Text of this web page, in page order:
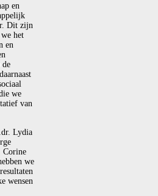
en
Dit zijn
het
en
de
we
van
Lydia
Corine
we
wensen